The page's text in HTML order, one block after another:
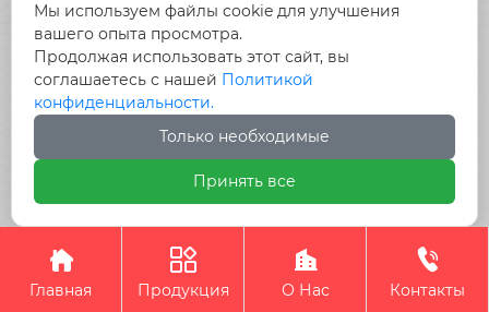
Антенны
Радиочастотный
разъем
Радиочастотный
кабель, кабельные
сборки
Продукция
О Hас
Авторское право©Chengdu Beyondoor Technology
Co., Ltd.

Главная

Продукция

О Нас

Контакты
Мы используем файлы cookie для улучшения
вашего опыта просмотра.
Продолжая использовать этот сайт, вы
соглашаетесь с нашей Политикой
конфиденциальности.
Только необходимые
Принять все